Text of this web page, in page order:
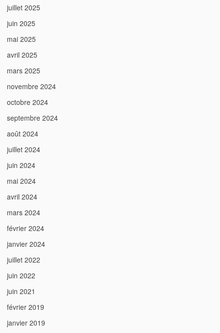
juillet 2025
juin 2025
mai 2025
avril 2025
mars 2025
novembre 2024
octobre 2024
septembre 2024
août 2024
juillet 2024
juin 2024
mai 2024
avril 2024
mars 2024
février 2024
janvier 2024
juillet 2022
juin 2022
juin 2021
février 2019
janvier 2019